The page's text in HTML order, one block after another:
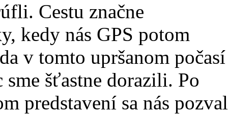
Cestu značne
kedy nás GPS potom
v tomto upršanom počasí
sme šťastne dorazili. Po
predstavení sa nás pozval